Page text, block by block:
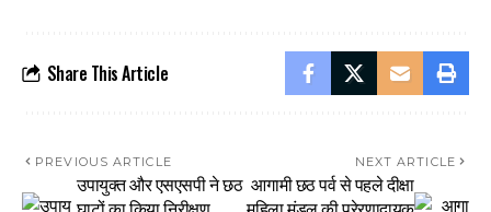
Share This Article
PREVIOUS ARTICLE
उपायुक्त और एसएसपी ने छठ
NEXT ARTICLE
आगामी छठ पर्व से पहले दीक्षा